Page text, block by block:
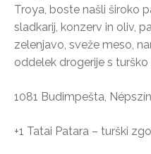
Troya, boste našli široko
sladkarij, konzerv in oliv,
zelenjavo, sveže meso,
oddelek drogerije s
1081 Budimpešta,
+1 Tatai Patara – turški